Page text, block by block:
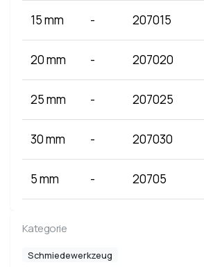
15 mm - 207015
20 mm - 207020
25 mm - 207025
30 mm - 207030
5 mm - 20705
Kategorie
Schmiedewerkzeug